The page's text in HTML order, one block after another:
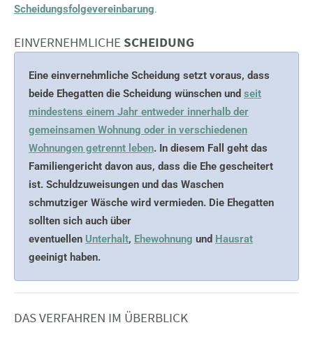
Scheidungsfolgevereinbarung.
EINVERNEHMLICHE SCHEIDUNG
Eine einvernehmliche Scheidung setzt voraus, dass
beide Ehegatten die Scheidung wünschen und seit
mindestens einem Jahr entweder innerhalb der
gemeinsamen Wohnung oder in verschiedenen
Wohnungen getrennt leben. In diesem Fall geht das
Familiengericht davon aus, dass die Ehe gescheitert
ist. Schuldzuweisungen und das Waschen
schmutziger Wäsche wird vermieden. Die Ehegatten
sollten sich auch über
eventuellen Unterhalt, Ehewohnung und Hausrat
geeinigt haben.
DAS VERFAHREN IM ÜBERBLICK